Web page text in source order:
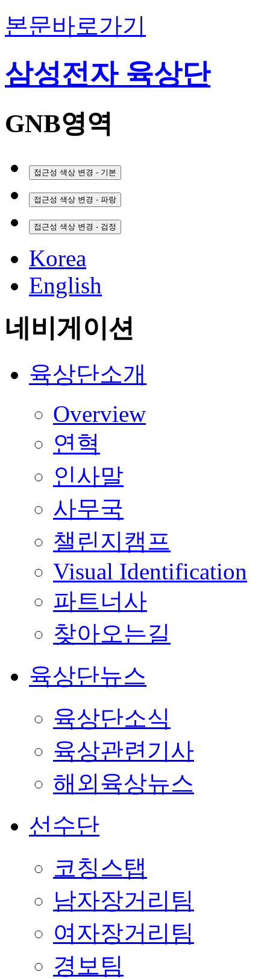
본문바로가기
삼성전자 육상단
GNB영역
접근성 색상 변경 - 기본
접근성 색상 변경 - 파랑
접근성 색상 변경 - 검정
Korea
English
네비게이션
육상단소개
Overview
연혁
인사말
사무국
챌린지캠프
Visual Identification
파트너사
찾아오는길
육상단뉴스
육상단소식
육상관련기사
해외육상뉴스
선수단
코칭스탭
남자장거리팀
여자장거리팀
경보팀